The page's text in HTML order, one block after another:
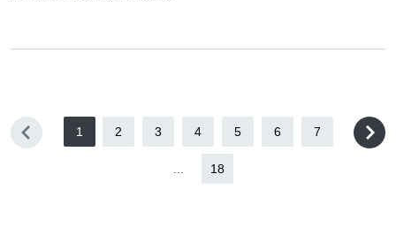
1 2 3 4 5 6 7
18